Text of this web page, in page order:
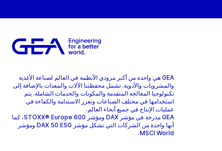
GEA هي واحدة من أكبر مزودي الأنظمة في العالم لصناعة الأغذية
والمشروبات والأدوية. تشمل محفظتنا الآلات والمعدات بالإضافة إلى
تكنولوجيا المعالجة المتقدمة والمكونات والخدمات الشاملة. يتم
استخدامها في مختلف الصناعات وتعزز الاستدامة والكفاءة في
عمليات الإنتاج في جميع أنحاء العالم.
GEA مدرجة في مؤشر DAX ومؤشر STOXX® Europe 600، كما
أنها واحدة من الشركات التي تشكل مؤشر DAX 50 ESG ومؤشر
MSCI World.